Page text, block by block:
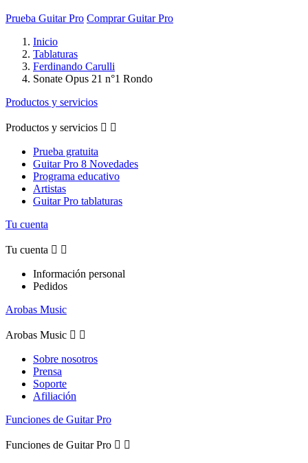
Prueba Guitar Pro Comprar Guitar Pro
Inicio
Tablaturas
Ferdinando Carulli
Sonate Opus 21 n°1 Rondo
Productos y servicios
Productos y servicios  
Prueba gratuita
Guitar Pro 8 Novedades
Programa educativo
Artistas
Guitar Pro tablaturas
Tu cuenta
Tu cuenta  
Información personal
Pedidos
Arobas Music
Arobas Music  
Sobre nosotros
Prensa
Soporte
Afiliación
Funciones de Guitar Pro
Funciones de Guitar Pro  